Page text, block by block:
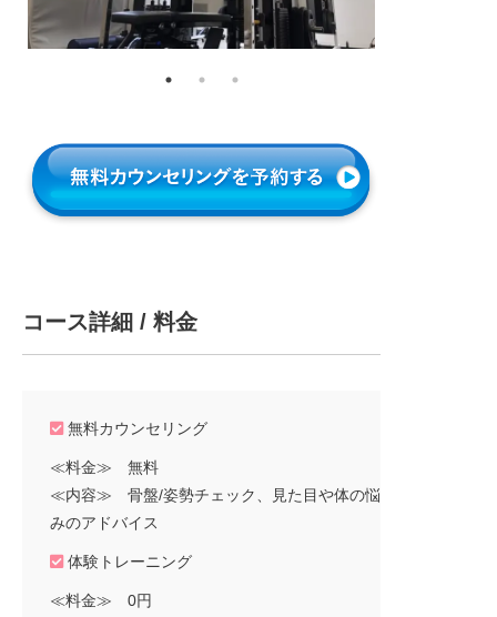
コース詳細 / 料金
無料カウンセリング
≪料金≫ 無料
≪内容≫ 骨盤/姿勢チェック、見た目や体の悩
みのアドバイス
体験トレーニング
≪料金≫ 0円